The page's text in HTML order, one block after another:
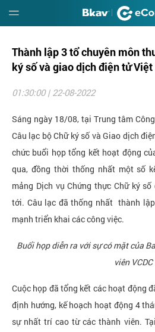
Giới
thiệu
Hướng
dẫn
Đặt
Báo
giá
Tin
Liên
hệ
Thành lập 3 tổ chuyên môn
ký số và giao dịch điện tử
01:30:00 | 22-08-2022
Sáng ngày 18/08, tại Trung tâm
Câu lạc bộ Chữ ký số và Giao dịch
chức buổi họp tổng kết hoạt động
qua, đồng thời thống nhất một số
mảng Dịch vụ Chứng thực Chữ ký
tới. Câu lạc đã thống nhất thành
mạnh triển khai các công việc.
Buổi họp diễn ra với sự có mặt của
viên VCDC
Cuộc họp đã tổng kết các hoạt động
định hướng, kế hoạch hoạt động 4
sự nhất trí cao từ các thành viên.